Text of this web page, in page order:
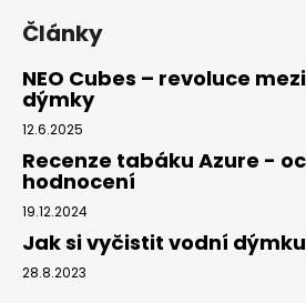
D
o
p
o
r
u
č
u
j
e
m
e
Články
NEO Cubes – revoluce
dýmky
12.6.2025
Recenze tabáku Azure -
hodnocení
19.12.2024
Jak si vyčistit vodní
28.8.2023